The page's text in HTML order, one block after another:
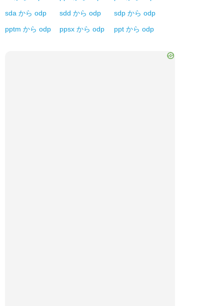
sda から odp sdd から odp sdp から odp
pptm から odp ppsx から odp ppt から odp